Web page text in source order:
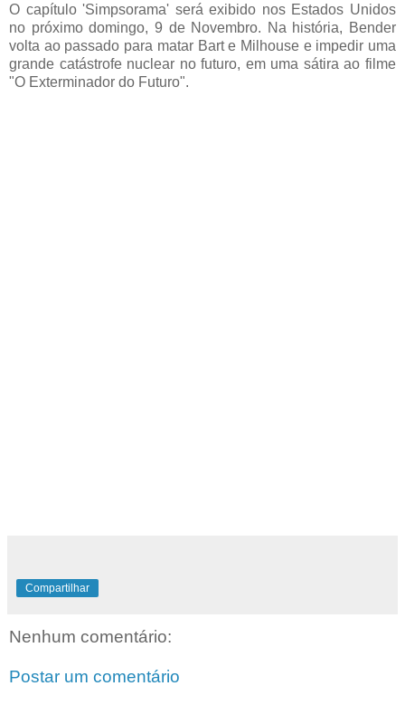
O capítulo 'Simpsorama' será exibido nos Estados Unidos
no próximo domingo, 9 de Novembro. Na história, Bender
volta ao passado para matar Bart e Milhouse e impedir uma
grande catástrofe nuclear no futuro, em uma sátira ao filme
"O Exterminador do Futuro".
Compartilhar
Nenhum comentário:
Postar um comentário